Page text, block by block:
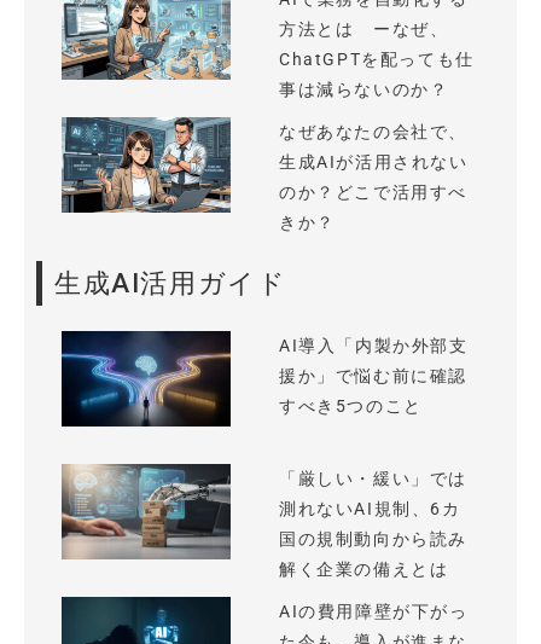
方法とは ーなぜ、
ChatGPTを配っても仕
事は減らないのか？
なぜあなたの会社で、
生成AIが活用されない
のか？どこで活用すべ
きか？
生成AI活用ガイド
AI導入「内製か外部支
援か」で悩む前に確認
すべき5つのこと
「厳しい・緩い」では
測れないAI規制、6カ
国の規制動向から読み
解く企業の備えとは
AIの費用障壁が下がっ